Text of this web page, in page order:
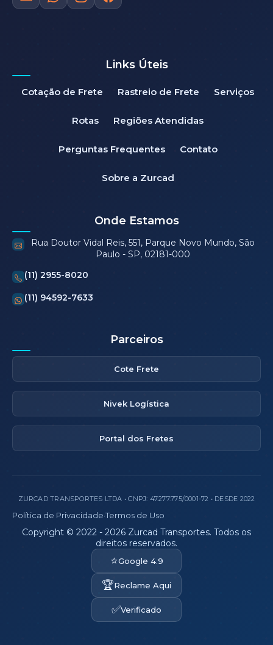
Links Úteis
Cotação de Frete Rastreio de Frete Serviços
Rotas Regiões Atendidas
Perguntas Frequentes Contato
Sobre a Zurcad
Onde Estamos
Rua Doutor Vidal Reis, 551, Parque Novo Mundo, São
Paulo - SP, 02181-000
(11) 2955-8020
(11) 94592-7633
Parceiros
Cote Frete
Nivek Logística
Portal dos Fretes
ZURCAD TRANSPORTES LTDA • CNPJ: 47.277.775/0001-72 • DESDE 2022
Política de Privacidade·Termos de Uso
Copyright © 2022 - 2026 Zurcad Transportes. Todos os
direitos reservados.
⭐Google 4.9
🏆Reclame Aqui
✅Verificado